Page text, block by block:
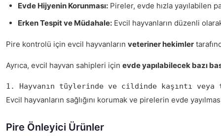
Evde Hijyenin Korunması: Pireler, evde hızla yayılabilen
Erken Tespit ve Müdahale: Evcil hayvanların düzenli
Pire kontrolü için evcil hayvanların veteriner hekimler
Ayrıca, evcil hayvan sahipleri için evde yapılabilecek bazı
1. Hayvanın tüylerinde ve cildinde kaşıntı
Evcil hayvanların sağlığını korumak ve pirelerin evde
Pire Önleyici Ürünler